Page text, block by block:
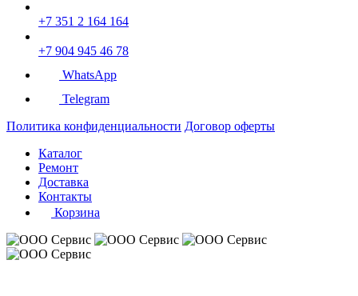
+7 351 2 164 164
+7 904 945 46 78
WhatsApp
Telegram
Политика конфиденциальности Договор оферты
Каталог
Ремонт
Доставка
Контакты
Корзина